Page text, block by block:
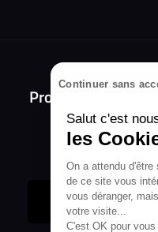
Continuer sans
Salut c'est
les
On a attendu d'être
de ce site vous
vous déranger,
votre visite...
C'est OK pour vous
Prolongez